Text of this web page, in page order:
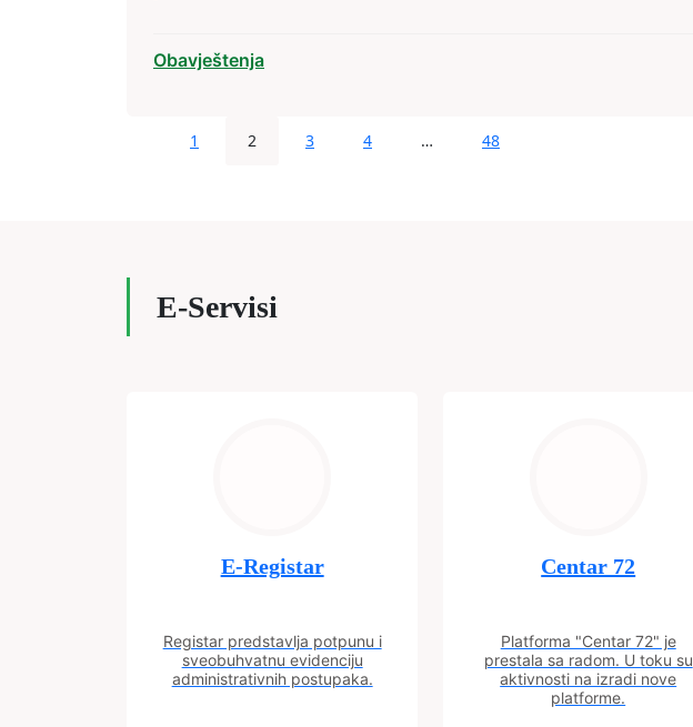
Obavještenja
1 2 3 4 … 48
E-Servisi
E-Registar
Registar predstavlja potpunu i
sveobuhvatnu evidenciju
administrativnih postupaka.
Centar 72
Platforma "Centar 72" je
prestala sa radom. U toku su
aktivnosti na izradi nove
platforme.